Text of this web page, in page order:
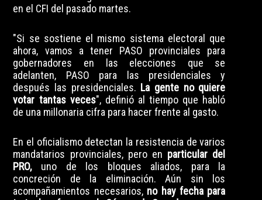
en el CFI del pasado martes.
"Si se sostiene el mismo sistema electoral que
ahora, vamos a tener PASO provinciales para
gobernadores en las elecciones que se
adelanten, PASO para las presidenciales y
después las presidenciales. La gente no quiere
votar tantas veces", definió al tiempo que habló
de una millonaria cifra para hacer frente al gasto.
En el oficialismo detectan la resistencia de varios
mandatarios provinciales, pero en particular del
PRO,uno de los bloques aliados, para la
concreción de la eliminación. Aún sin los
acompañamientos necesarios, no hay fecha para